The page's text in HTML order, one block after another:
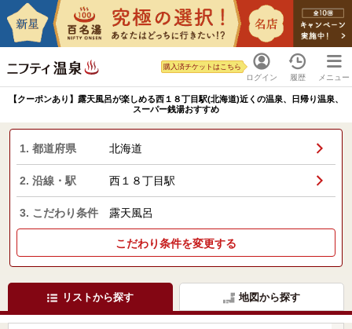
ログイン
購入済チケットはこちら
履歴 メニュー
【クーポンあり】露天風呂が楽しめる西１８丁目駅(北海道)近くの温泉、日帰り温泉、
スーパー銭湯おすすめ
1. 都道府県 北海道
2. 沿線・駅 西１８丁目駅
3. こだわり条件 露天風呂
こだわり条件を変更する
リストから探す 地図から探す